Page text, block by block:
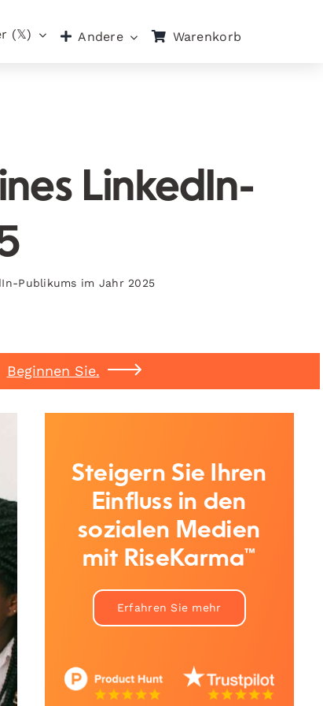
(𝕏) Andere Warenkorb
LinkedIn-
Publikums im Jahr 2025
Beginnen Sie.
Steigern Sie Ihren
Einfluss in den
sozialen Medien
mit RiseKarma™
Erfahren Sie mehr